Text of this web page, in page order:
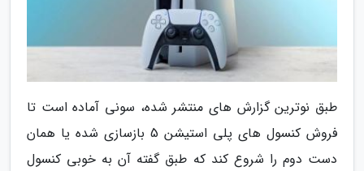
طبق نوترین گزارش های منتشر شده، سونی آماده است تا
فروش کنسول های پلی استیشن 5 بازسازی شده یا همان
دست دوم را شروع کند که طبق گفته آن به خوبی کنسول